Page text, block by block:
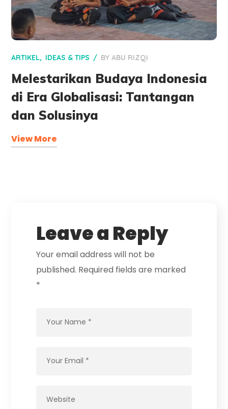
ARTIKEL IDEAS & TIPS BYABU RIZQI
Melestarikan Budaya Indonesia
di Era Globalisasi: Tantangan
dan Solusinya
View More
Leave a Reply
Your email address will not be
published. Required fields are marked
*